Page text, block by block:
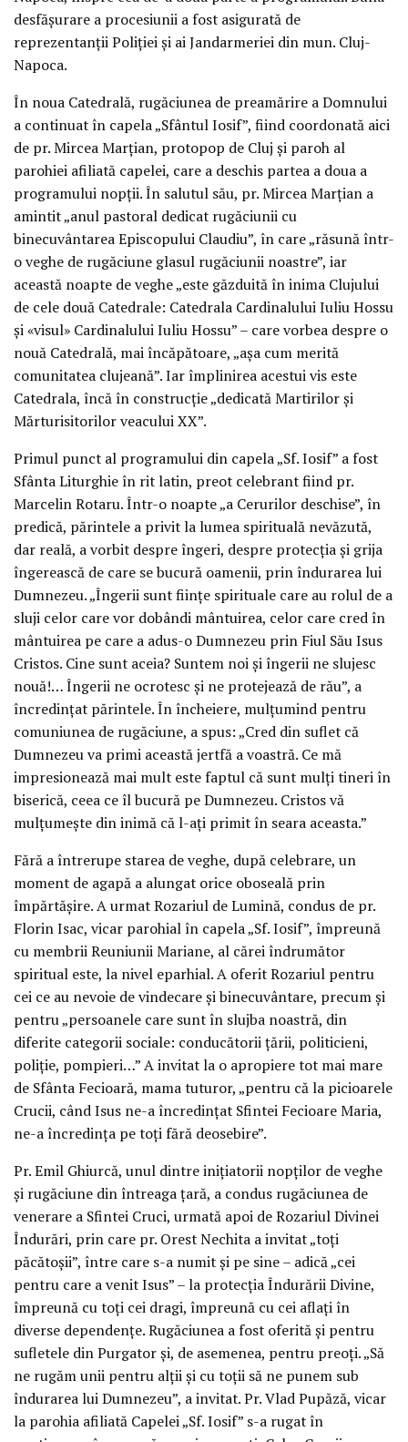
desfășurare a procesiunii a fost asigurată de
reprezentanții Poliției și ai Jandarmeriei din mun. Cluj-
Napoca.
În noua Catedrală, rugăciunea de preamărire a Domnului
a continuat în capela „Sfântul Iosif”, fiind coordonată aici
de pr. Mircea Marțian, protopop de Cluj și paroh al
parohiei afiliată capelei, care a deschis partea a doua a
programului nopții. În salutul său, pr. Mircea Marțian a
amintit „anul pastoral dedicat rugăciunii cu
binecuvântarea Episcopului Claudiu”, în care „răsună într-
o veghe de rugăciune glasul rugăciunii noastre”, iar
această noapte de veghe „este găzduită în inima Clujului
de cele două Catedrale: Catedrala Cardinalului Iuliu Hossu
și «visul» Cardinalului Iuliu Hossu” – care vorbea despre o
nouă Catedrală, mai încăpătoare, „așa cum merită
comunitatea clujeană”. Iar împlinirea acestui vis este
Catedrala, încă în construcție „dedicată Martirilor și
Mărturisitorilor veacului XX”.
Primul punct al programului din capela „Sf. Iosif” a fost
Sfânta Liturghie în rit latin, preot celebrant fiind pr.
Marcelin Rotaru. Într-o noapte „a Cerurilor deschise”, în
predică, părintele a privit la lumea spirituală nevăzută,
dar reală, a vorbit despre îngeri, despre protecția și grija
îngerească de care se bucură oamenii, prin îndurarea lui
Dumnezeu. „Îngerii sunt ființe spirituale care au rolul de a
sluji celor care vor dobândi mântuirea, celor care cred în
mântuirea pe care a adus-o Dumnezeu prin Fiul Său Isus
Cristos. Cine sunt aceia? Suntem noi și îngerii ne slujesc
nouă!… Îngerii ne ocrotesc și ne protejează de rău”, a
încredințat părintele. În încheiere, mulțumind pentru
comuniunea de rugăciune, a spus: „Cred din suflet că
Dumnezeu va primi această jertfă a voastră. Ce mă
impresionează mai mult este faptul că sunt mulți tineri în
biserică, ceea ce îl bucură pe Dumnezeu. Cristos vă
mulțumește din inimă că l-ați primit în seara aceasta.”
Fără a întrerupe starea de veghe, după celebrare, un
moment de agapă a alungat orice oboseală prin
împărtășire. A urmat Rozariul de Lumină, condus de pr.
Florin Isac, vicar parohial în capela „Sf. Iosif”, împreună
cu membrii Reuniunii Mariane, al cărei îndrumător
spiritual este, la nivel eparhial. A oferit Rozariul pentru
cei ce au nevoie de vindecare și binecuvântare, precum și
pentru „persoanele care sunt în slujba noastră, din
diferite categorii sociale: conducătorii țării, politicieni,
poliție, pompieri…” A invitat la o apropiere tot mai mare
de Sfânta Fecioară, mama tuturor, „pentru că la picioarele
Crucii, când Isus ne-a încredințat Sfintei Fecioare Maria,
ne-a încredința pe toți fără deosebire”.
Pr. Emil Ghiurcă, unul dintre inițiatorii nopților de veghe
și rugăciune din întreaga țară, a condus rugăciunea de
venerare a Sfintei Cruci, urmată apoi de Rozariul Divinei
Îndurări, prin care pr. Orest Nechita a invitat „toți
păcătoșii”, între care s-a numit și pe sine – adică „cei
pentru care a venit Isus” – la protecția Îndurării Divine,
împreună cu toți cei dragi, împreună cu cei aflați în
diverse dependențe. Rugăciunea a fost oferită și pentru
sufletele din Purgator și, de asemenea, pentru preoți. „Să
ne rugăm unii pentru alții și cu toții să ne punem sub
îndurarea lui Dumnezeu”, a invitat. Pr. Vlad Pupăză, vicar
la parohia afiliată Capelei „Sf. Iosif” s-a rugat în